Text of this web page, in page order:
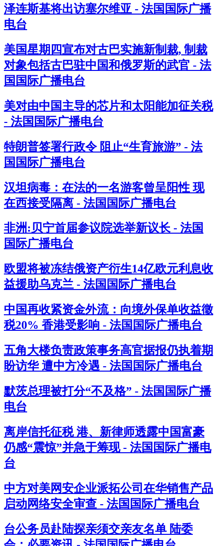
泽连斯基将出访塞尔维亚 - 法国国际广播
电台
美国星期四宣布对古巴实施新制裁, 制裁
对象包括古巴驻中国和俄罗斯的武官 - 法
国国际广播电台
美对由中国主导的芯片和太阳能加征关税
- 法国国际广播电台
特朗普签署行政令 阻止“生育旅游” - 法
国国际广播电台
汉坦病毒：在法的一名游客曾呈阳性 现
在西接受隔离 - 法国国际广播电台
非洲:贝宁首届参议院选举新议长 - 法国
国际广播电台
欧盟将被冻结俄资产衍生14亿欧元利息收
益援助乌克兰 - 法国国际广播电台
中国再收紧资金外流：向境外保单收益徵
税20% 香港受影响 - 法国国际广播电台
五角大楼负责政策事务高官据报仍执着期
盼访华 遭中方冷遇 - 法国国际广播电台
默茨总理被打分“不及格” - 法国国际广播
电台
离岸信托征税 港、新律师透露中国富豪
仍感“震惊”并急于筹现 - 法国国际广播电
台
中方对美网安企业派拓公司在华销售产品
启动网络安全审查 - 法国国际广播电台
台公务员赴陆探亲须交亲友名单 陆委